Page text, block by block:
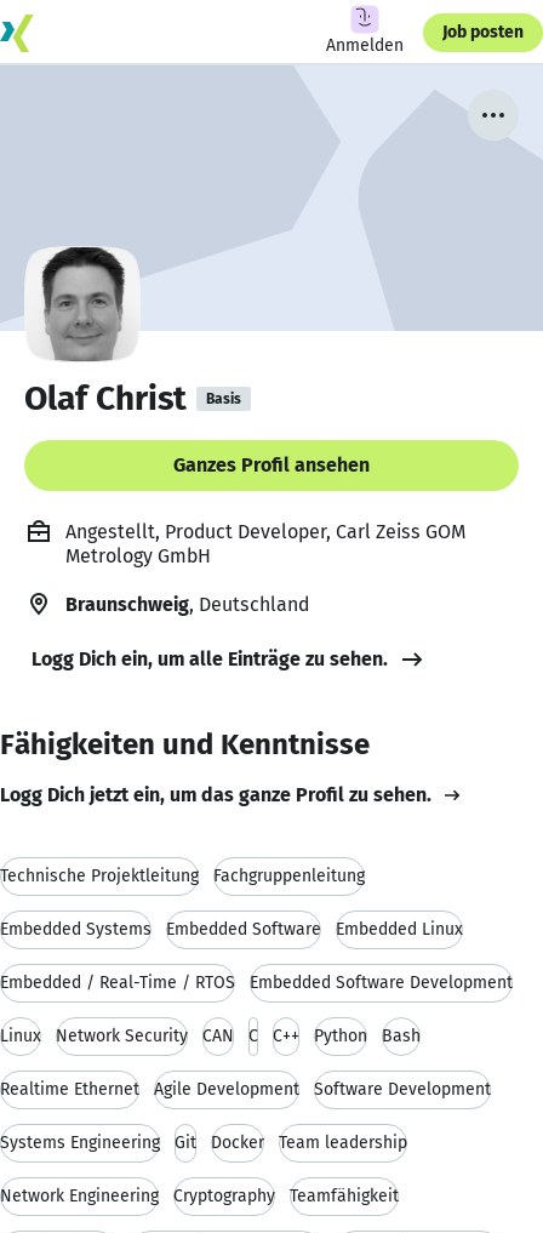
Anmelden
Job posten
Olaf Christ Basis
Ganzes Profil ansehen
Angestellt, Product Developer, Carl Zeiss GOM
Metrology GmbH
Braunschweig, Deutschland
Logg Dich ein, um alle Einträge zu sehen.
Fähigkeiten und Kenntnisse
Logg Dich jetzt ein, um das ganze Profil zu sehen.
Technische Projektleitung Fachgruppenleitung
Embedded Systems Embedded Software Embedded Linux
Embedded / Real-Time / RTOS Embedded Software Development
Linux Network Security CAN C C++ Python Bash
Realtime Ethernet Agile Development Software Development
Systems Engineering Git Docker Team leadership
Network Engineering Cryptography Teamfähigkeit